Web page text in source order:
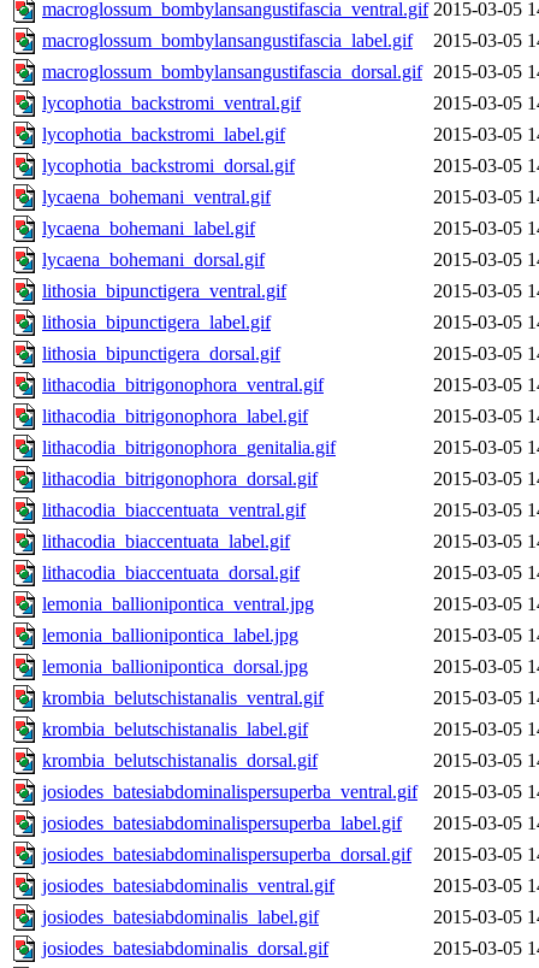
macroglossum_bombylansangustifascia_ventral.gif 2015-03-05
macroglossum_bombylansangustifascia_label.gif
2015-03-05
macroglossum_bombylansangustifascia_dorsal.gif 2015-03-05
lycophotia_backstromi_ventral.gif
2015-03-05
lycophotia_backstromi_label.gif
2015-03-05
lycophotia_backstromi_dorsal.gif
2015-03-05
lycaena_bohemani_ventral.gif
2015-03-05
lycaena_bohemani_label.gif
2015-03-05
lycaena_bohemani_dorsal.gif
2015-03-05
lithosia_bipunctigera_ventral.gif
2015-03-05
lithosia_bipunctigera_label.gif
2015-03-05
lithosia_bipunctigera_dorsal.gif
2015-03-05
lithacodia_bitrigonophora_ventral.gif
2015-03-05
lithacodia_bitrigonophora_label.gif
2015-03-05
lithacodia_bitrigonophora_genitalia.gif
2015-03-05
lithacodia_bitrigonophora_dorsal.gif
2015-03-05
lithacodia_biaccentuata_ventral.gif
2015-03-05
lithacodia_biaccentuata_label.gif
2015-03-05
lithacodia_biaccentuata_dorsal.gif
2015-03-05
lemonia_ballionipontica_ventral.jpg
2015-03-05
lemonia_ballionipontica_label.jpg
2015-03-05
lemonia_ballionipontica_dorsal.jpg
2015-03-05
krombia_belutschistanalis_ventral.gif
2015-03-05
krombia_belutschistanalis_label.gif
2015-03-05
krombia_belutschistanalis_dorsal.gif
2015-03-05
josiodes_batesiabdominalispersuperba_ventral.gif
2015-03-05
josiodes_batesiabdominalispersuperba_label.gif
2015-03-05
josiodes_batesiabdominalispersuperba_dorsal.gif
2015-03-05
josiodes_batesiabdominalis_ventral.gif
2015-03-05
josiodes_batesiabdominalis_label.gif
2015-03-05
josiodes_batesiabdominalis_dorsal.gif
2015-03-05